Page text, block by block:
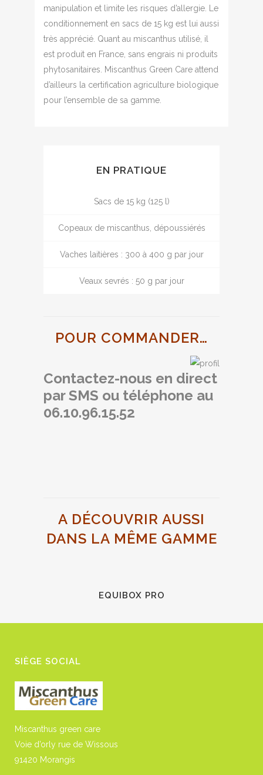
manipulation et limite les risques d’allergie. Le
conditionnement en sacs de 15 kg est lui aussi
très apprécié. Quant au miscanthus utilisé, il
est produit en France, sans engrais ni produits
phytosanitaires. Miscanthus Green Care attend
d’ailleurs la certification agriculture biologique
pour l’ensemble de sa gamme.
EN PRATIQUE
Sacs de 15 kg (125 l)
Copeaux de miscanthus, dépoussiérés
Vaches laitières : 300 à 400 g par jour
Veaux sevrés : 50 g par jour
POUR COMMANDER…
Contactez-nous en direct
par SMS ou téléphone au
06.10.96.15.52
A DÉCOUVRIR AUSSI
DANS LA MÊME GAMME
EQUIBOX PRO
SIÈGE SOCIAL
Miscanthus green care
Voie d’orly rue de Wissous
91420 Morangis